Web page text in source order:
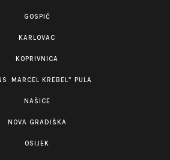
GOSPIĆ
KARLOVAC
KOPRIVNICA
MARCEL KREBEL” PULA
NAŠICE
NOVA GRADIŠKA
OSIJEK